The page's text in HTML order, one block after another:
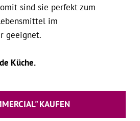
sind sie perfekt zum
im
geeignet.
Küche.
KAUFEN